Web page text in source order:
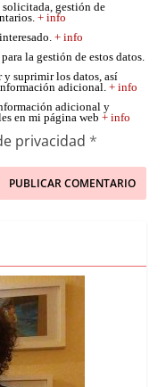
gestión de
+ info
+ info
la gestión de estos datos.
y suprimir los datos, así
adicional.+ info
adicional y
en mi página web+ info
privacidad *